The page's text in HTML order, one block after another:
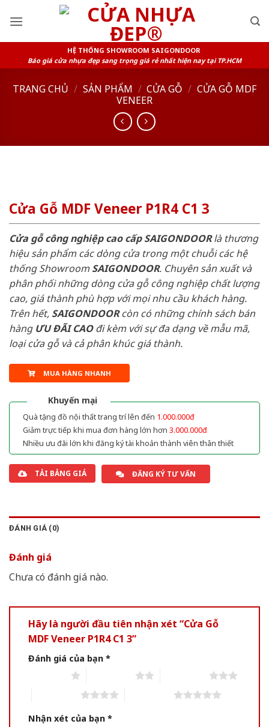
HỆ THỐNG SHOWROOM SAIGONDOOR
Báo giá cửa nhựa đẹp sang trọng giá rẻ nhất hiện nay tại TP.HCM
TRANG CHỦ / SẢN PHẨM / CỬA GỖ / CỬA GỖ MDF
VENEER
Cửa Gỗ MDF Veneer P1R4 C1 3
Cửa gỗ công nghiệp cao cấp SAIGONDOORlà thương
hiệu sản phẩm các dòng cửa trong một chuỗi các hệ
thống ShowroomSAIGONDOOR. Chuyên sản xuất và
phân phối những dòng cửa gỗ công nghiệp chất lượng
cao, giá thành phù hợp với mọi nhu cầu khách hàng.
Trên hết, SAIGONDOORcòn có những chính sách bán
hàng ƯU ĐÃI CAOđi kèm với sự đa dạng về mẫu mã,
loại cửa gỗ và cả phân khúc giá thành.
MUA HÀNG NHANH
Khuyến mại
Quà tặng đồ nội thất trang trí lên đến 1.000.000đ
Giảm trực tiếp khi mua đơn hàng lớn hơn 3.000.000đ
Nhiều ưu đãi lớn khi đăng ký tài khoản thành viên thân thiết
TẢI BẢNG GIÁ ĐĂNG KÝ TƯ VẤN
ĐÁNH GIÁ (0)
Đánh giá
Chưa có đánh giá nào.
Hãy là người đầu tiên nhận xét “Cửa Gỗ
MDF Veneer P1R4 C1 3”
Đánh giá của bạn *
Nhận xét của bạn *